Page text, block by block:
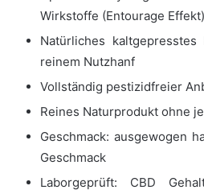
Wirkstoffe (Entourage Effekt)
Natürliches
reinem Nutzhanf
Vollständig pestizidfreier
Reines Naturprodukt ohne
Geschmack: ausgewogen
Geschmack
Laborgeprüft: CBD